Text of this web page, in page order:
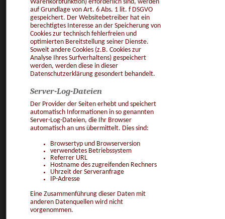
Warenkorbfunktion) erforderlich sind, werden
auf Grundlage von Art. 6 Abs. 1 lit. f DSGVO
gespeichert. Der Websitebetreiber hat ein
berechtigtes Interesse an der Speicherung von
Cookies zur technisch fehlerfreien und
optimierten Bereitstellung seiner Dienste.
Soweit andere Cookies (z.B. Cookies zur
Analyse Ihres Surfverhaltens) gespeichert
werden, werden diese in dieser
Datenschutzerklärung gesondert behandelt.
Server-Log-Dateien
Der Provider der Seiten erhebt und speichert
automatisch Informationen in so genannten
Server-Log-Dateien, die Ihr Browser
automatisch an uns übermittelt. Dies sind:
Browsertyp und Browserversion
verwendetes Betriebssystem
Referrer URL
Hostname des zugreifenden Rechners
Uhrzeit der Serveranfrage
IP-Adresse
Eine Zusammenführung dieser Daten mit
anderen Datenquellen wird nicht
vorgenommen.